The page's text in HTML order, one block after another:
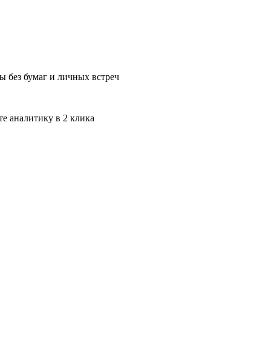
без бумаг и личных встреч
аналитику в 2 клика